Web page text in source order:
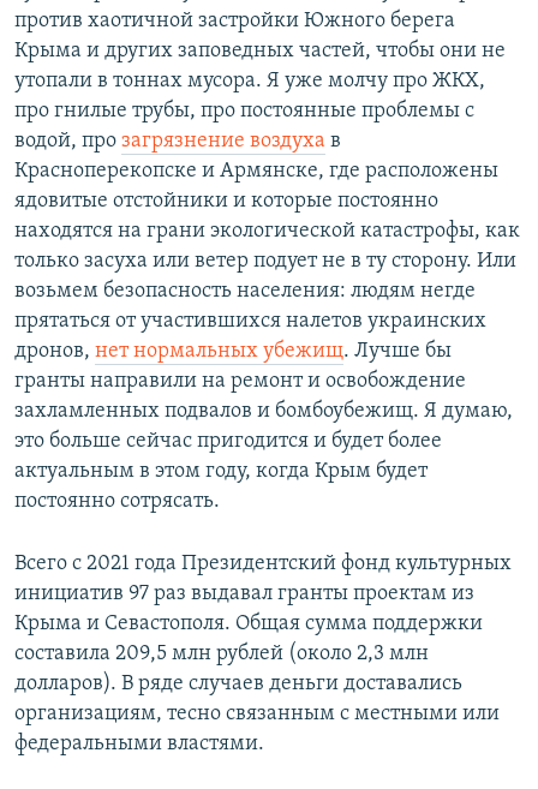
против хаотичной застройки Южного берега
Крыма и других заповедных частей, чтобы они не
утопали в тоннах мусора. Я уже молчу про ЖКХ,
про гнилые трубы, про постоянные проблемы с
водой, про загрязнение воздуха в
Красноперекопске и Армянске, где расположены
ядовитые отстойники и которые постоянно
находятся на грани экологической катастрофы, как
только засуха или ветер подует не в ту сторону. Или
возьмем безопасность населения: людям негде
прятаться от участившихся налетов украинских
дронов, нет нормальных убежищ. Лучше бы
гранты направили на ремонт и освобождение
захламленных подвалов и бомбоубежищ. Я думаю,
это больше сейчас пригодится и будет более
актуальным в этом году, когда Крым будет
постоянно сотрясать.
Всего с 2021 года Президентский фонд культурных
инициатив 97 раз выдавал гранты проектам из
Крыма и Севастополя. Общая сумма поддержки
составила 209,5 млн рублей (около 2,3 млн
долларов). В ряде случаев деньги доставались
организациям, тесно связанным с местными или
федеральными властями.